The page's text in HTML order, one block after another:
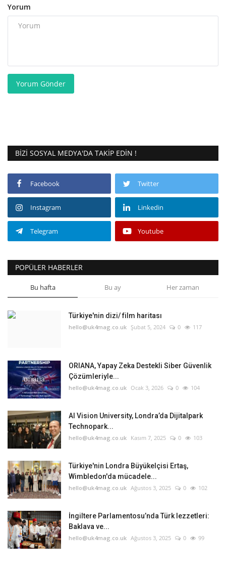
Yorum
Yorum Gönder
BIZI SOSYAL MEDYA'DA TAKIP EDIN !
Facebook Twitter
Instagram Linkedin
Telegram Youtube
POPÜLER HABERLER
Bu hafta Bu ay Her zaman
Türkiye'nin dizi/ film haritası
hello@uk4mag.co.uk Şubat 5, 2024 0 117
ORIANA, Yapay Zeka Destekli Siber Güvenlik
Çözümleriyle...
hello@uk4mag.co.uk Ocak 3, 2026 0 104
AI Vision University, Londra’da Dijitalpark
Technopark...
hello@uk4mag.co.uk Kasım 7, 2025 0 103
Türkiye'nin Londra Büyükelçisi Ertaş,
Wimbledon'da mücadele...
hello@uk4mag.co.uk Ağustos 3, 2025 0 102
İngiltere Parlamentosu’nda Türk lezzetleri:
Baklava ve...
hello@uk4mag.co.uk Ağustos 3, 2025 0 99